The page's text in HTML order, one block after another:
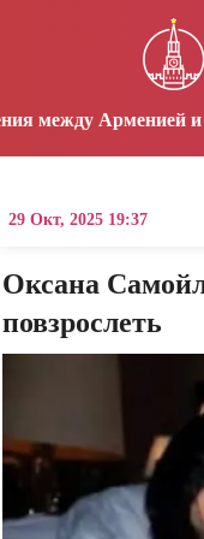
и Азербайджаном
29 Окт, 2025 19:37
Оксана
повзрослеть